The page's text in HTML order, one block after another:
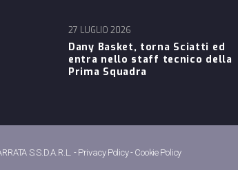
Dany Basket, torna Sciatti ed
entra nello staff tecnico della
Prima Squadra
27 LUGLIO 2026
S.S.D.A.R.L. - Privacy Policy- Cookie Policy